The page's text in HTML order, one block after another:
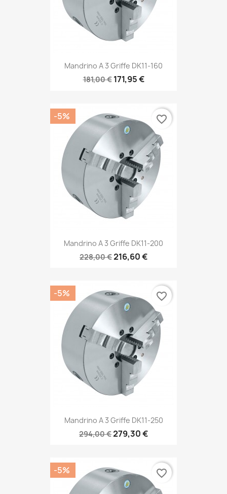
Mandrino A 3 Griffe DK11-160
181,00 € 171,95 €
Mandrino A 3 Griffe DK11-200
228,00 €216,60 €
-5% favorite_border
Mandrino A 3 Griffe DK11-250
294,00 €279,30 €
-5% favorite_border
-5% favorite_border